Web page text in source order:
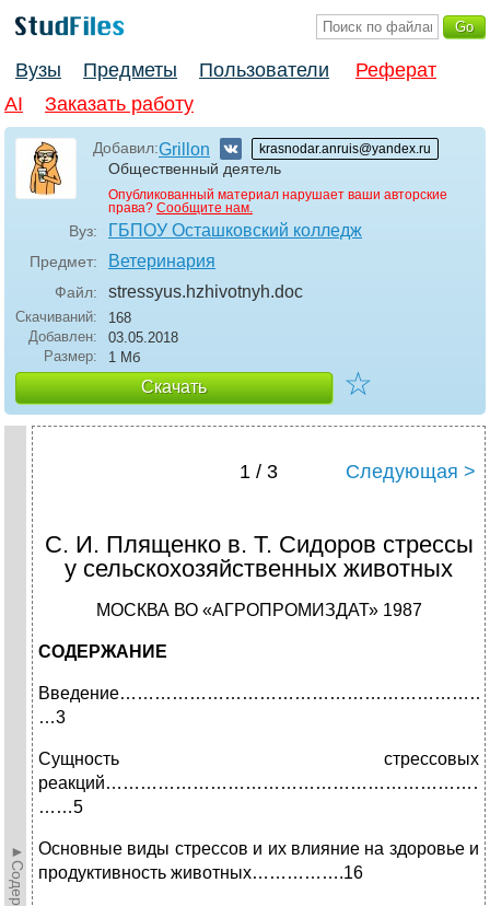
Вузы Предметы Пользователи
Реферат
AI
Заказать работу
Добавил:Grillon krasnodar.anruis@yandex.ru
Общественный деятель
Опубликованный материал нарушает ваши авторские
права? Сообщите нам.
Вуз: ГБПОУ Осташковский колледж
Предмет: Ветеринария
Файл: stressyus.hzhivotnyh.doc
Скачиваний:
168
Добавлен:
03.05.2018
Размер:
1 Мб
Скачать ☆
1 / 3 Следующая >
С. И. Плященко в. Т. Сидоров стрессы
у сельскохозяйственных животных
МОСКВА ВО «АГРОПРОМИЗДАТ» 1987
СОДЕРЖАНИЕ
…3
Сущность стрессовых
……5
Основные виды стрессов и их влияние на здоровье и
продуктивность животных…………….16